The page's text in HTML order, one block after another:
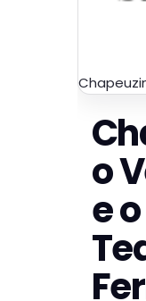
o
e